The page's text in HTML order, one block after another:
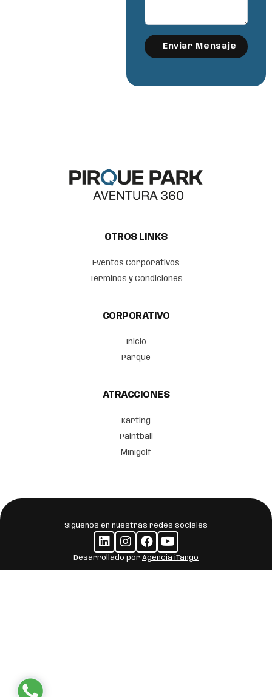
CORPORATIVO
Inicio
Parque
ATRACCIONES
Karting
Paintball
Minigolf
OTROS LINKS
Eventos Corporativos
Términos y Condiciones
Síguenos en nuestras redes sociales
Desarrollado por Agencia iTango